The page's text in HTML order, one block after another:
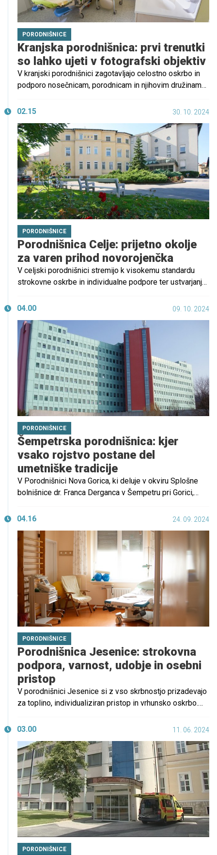
PORODNIŠNICE
Kranjska porodnišnica: prvi trenutki
so lahko ujeti v fotografski objektiv
V kranjski porodnišnici zagotavljajo celostno oskrbo in
podporo nosečnicam, porodnicam in njihovim družinam
pestovanja, rokovanja z novorojenčkom in nameščanja v
profesionalnega fotografiranja z novorojenčkom na
porodniškem oddelku drugi dan po porodu.
02.15 30. 10. 2024
PORODNIŠNICE
Porodnišnica Celje: prijetno okolje
za varen prihod novorojenčka
V celjski porodnišnici stremijo k visokemu standardu
strokovne oskrbe in individualne podpore ter ustvarjanju
varnem in spodbudnem okolju. Njihovo poslanstvo je
skrb za prijetno in nepozabno izkušnjo.
04.00 09. 10. 2024
PORODNIŠNICE
Šempetrska porodnišnica: kjer
vsako rojstvo postane del
umetniške tradicije
V Porodnišnici Nova Gorica, ki deluje v okviru Splošne
bolnišnice dr. Franca Derganca v Šempetru pri Gorici,
na individualno obravnavo in pričakuje sodobno
raven oskrbe z osebno podporo in pozornostjo, kar
omogoča prijetno in varno izkušnjo za mamo in otroka.
04.16 24. 09. 2024
PORODNIŠNICE
Porodnišnica Jesenice: strokovna
podpora, varnost, udobje in osebni
pristop
V porodnišnici Jesenice si z vso skrbnostjo prizadevajo
za toplino, individualiziran pristop in vrhunsko oskrbo.
strokovnostjo, pri čemer je njihova največja želja, da se
podporo in predanostjo želijo zagotoviti, da bo porod
čim lepša izkušnja.
03.00 11. 06. 2024
PORODNIŠNICE